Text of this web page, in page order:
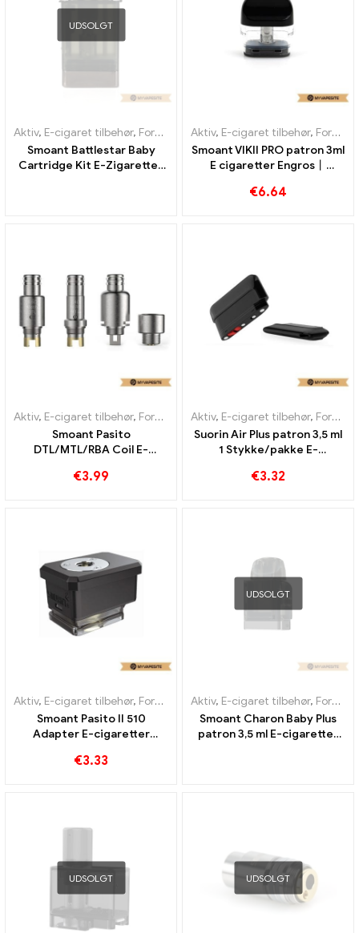
UDSOLGT
Aktiv, E-cigaret tilbehør, Fordamper
Smoant Battlestar Baby
Cartridge Kit E-Zigaretten
Aktiv, E-cigaret tilbehør, Fordamper
Smoant VIKII PRO patron 3ml
E cigaretter Engros丨
€6.64
Aktiv, E-cigaret tilbehør, Fordamper
Smoant Pasito
DTL/MTL/RBA Coil E-
€3.99
Aktiv, E-cigaret tilbehør, Fordamper
Suorin Air Plus patron 3,5 ml
1 Stykke/pakke E-
€3.32
Aktiv, E-cigaret tilbehør, Fordamper
Smoant Pasito II 510
Adapter E-cigaretter
€3.33
UDSOLGT
Aktiv, E-cigaret tilbehør, Fordamper
Smoant Charon Baby Plus
patron 3,5 ml E-cigaretter
UDSOLGT UDSOLGT